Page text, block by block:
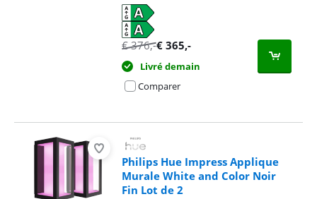
€376,-€ 365,-
Livré demain
Comparer
Philips Hue Impress Applique
Murale White and Color Noir
Fin Lot de 2